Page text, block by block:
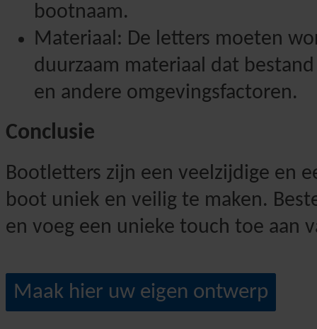
bootnaam.
Materiaal: De letters moeten
duurzaam materiaal dat
en andere omgevingsfactoren.
Conclusie
Bootletters zijn een veelzijdige en
boot uniek en veilig te maken.
en voeg een unieke touch toe aan
Maak hier uw eigen ontwerp